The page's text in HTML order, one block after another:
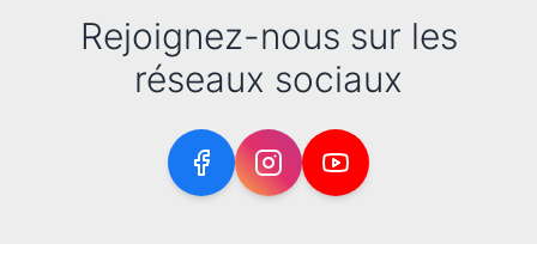
Rejoignez-nous sur les
réseaux sociaux